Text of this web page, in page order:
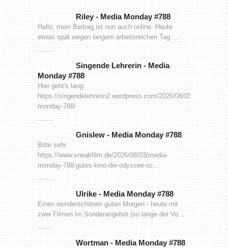
Riley - Media Monday #788
Hallo, mein Beitrag ist nun auch online. Heute
etwas spät wegen langem arbeitsreichen Tag ...
Singende Lehrerin - Media
Monday #788
Hier geht's lang:
https://singendelehrerin2.wordpress.com/2026/08/03/media-
monday-788/
Gnislew - Media Monday #788
Bitte sehr:
https://www.sneakfilm.de/2026/08/03/media-
monday-788-gutes-kino-die-odyssee-sc...
Ulrike - Media Monday #788
Einen wunderschönen guten Morgen - heute mit
zwei Filmen im Sonderangebot (so lange der Vo...
Wortman - Media Monday #788